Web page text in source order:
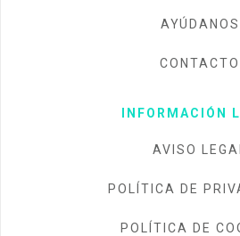
AYÚDANOS
CONTACTO
INFORMACIÓN
AVISO LEGAL
POLÍTICA DE
POLÍTICA DE